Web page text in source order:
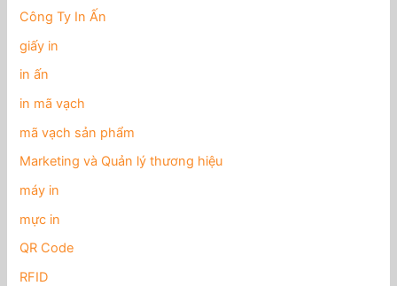
Công Ty In Ấn
giấy in
in ấn
in mã vạch
mã vạch sản phẩm
Marketing và Quản lý thương hiệu
máy in
mực in
QR Code
RFID